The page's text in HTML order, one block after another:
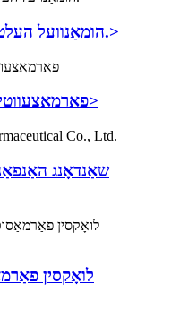
הומאַנוועל העלטקער (גרופע) קאָו., לטד.>
SCIMYTH פארמאצעווטישע גרופע>
שאַנדאָנג
לואָקסין